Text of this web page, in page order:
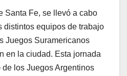
Santa Fe, se llevó a cabo
distintos equipos de trabajo
Juegos Suramericanos
en la ciudad. Esta jornada
los Juegos Argentinos